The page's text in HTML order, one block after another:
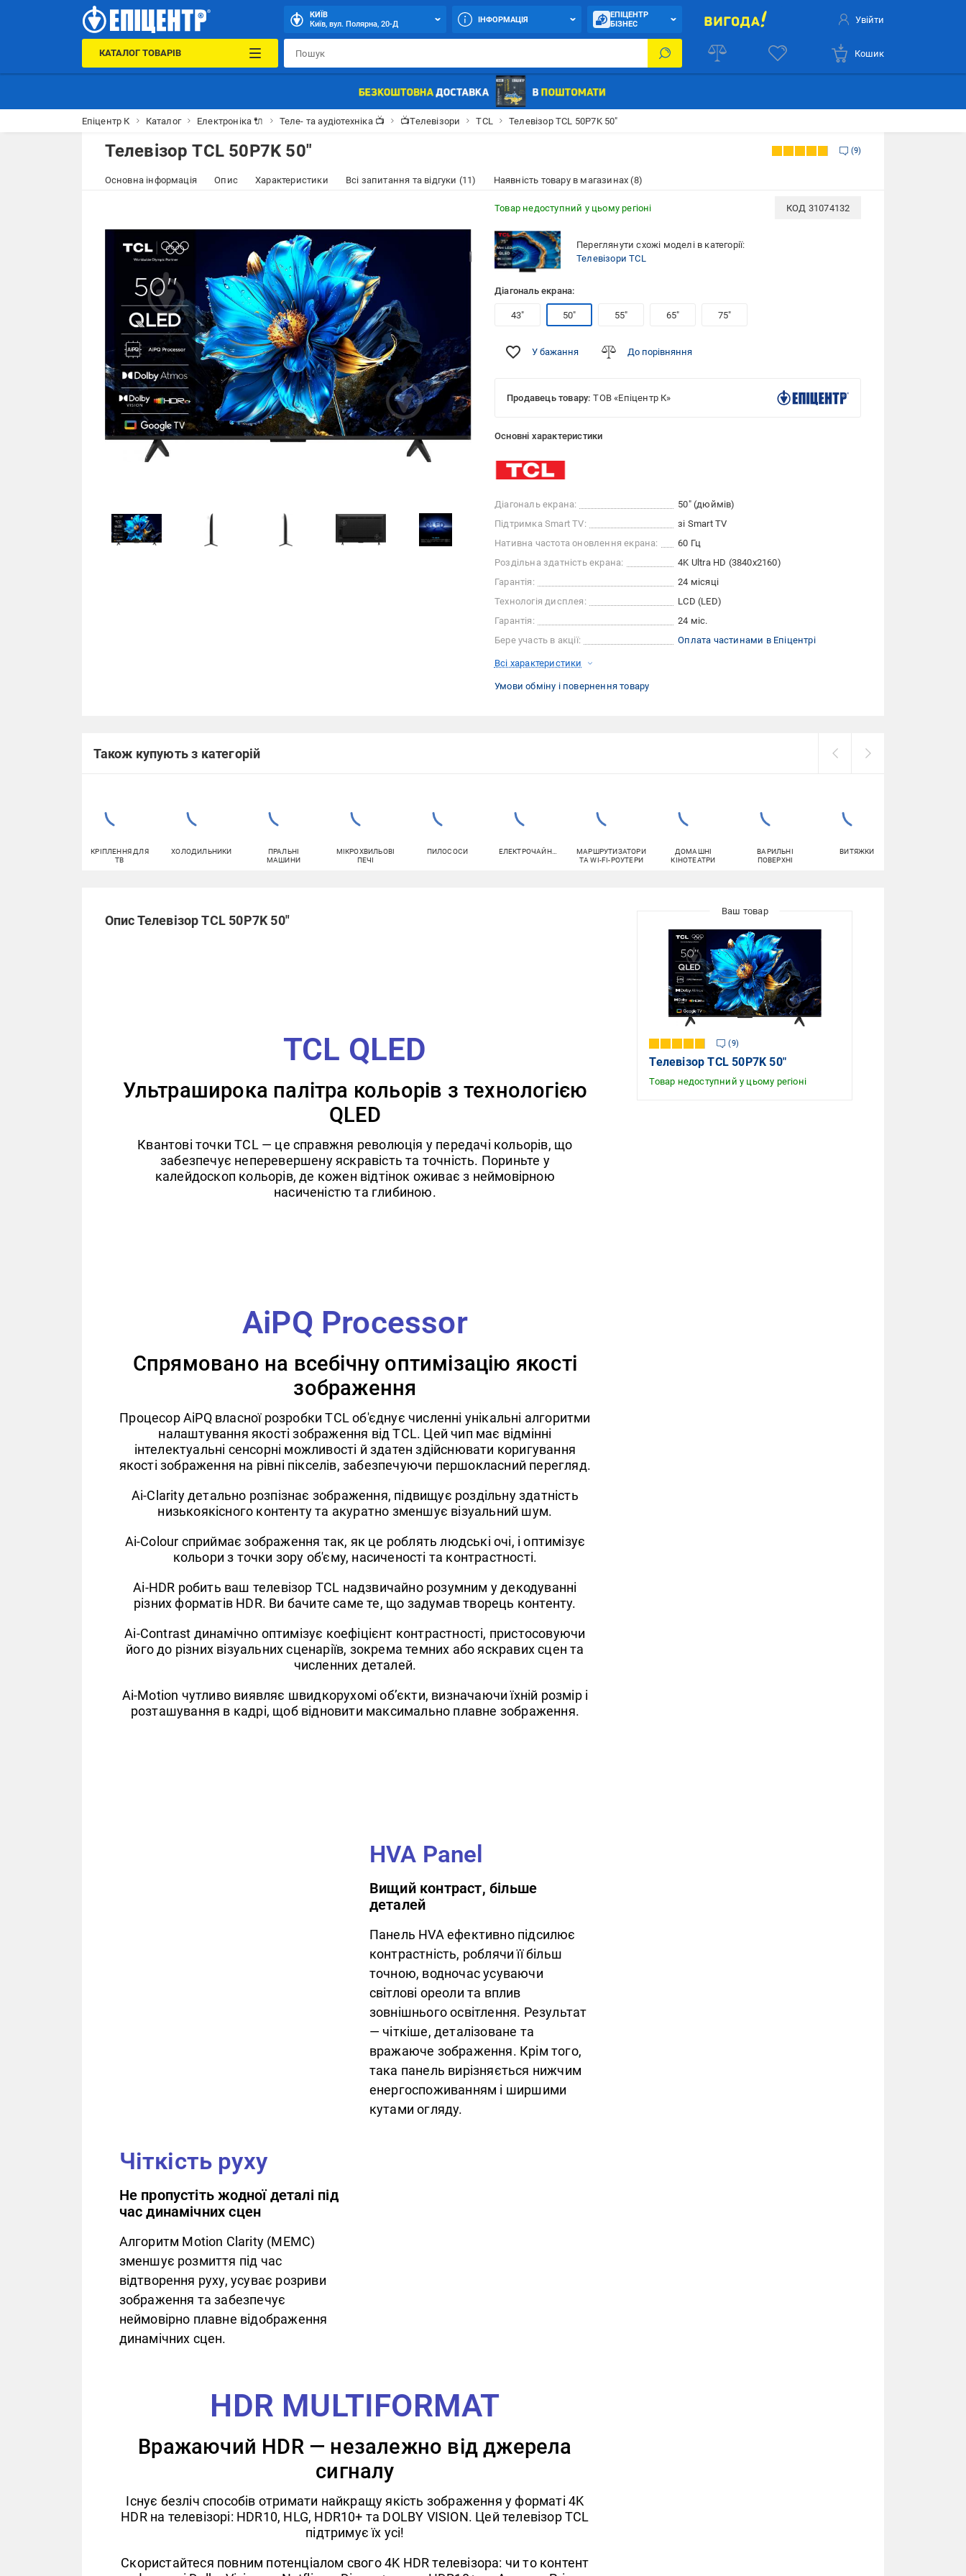
КИЇВ
Київ, вул. Полярна, 20-Д
ІНФОРМАЦІЯ
ЕПІЦЕНТР
БІЗНЕС
Увійти
КАТАЛОГ ТОВАРІВ Кошик
Епіцентр К Каталог Електроніка 🔌 Теле- та аудіотехніка 📺 📺Телевізори TCL Телевізор TCL 50P7K 50″
Телевізор TCL 50P7K 50″ 9
Основна інформація Опис Характеристики Всі запитання та відгуки (11) Наявність товару в магазинах (8)
Товар недоступний у цьому регіоні КОД 31074132
Переглянути схожі моделі в категорії:
Телевізори TCL
Діагональ екрана:
43″ 50″ 55″ 65″ 75″
У бажання До порівняння
Продавець товару: ТОВ «Епіцентр К»
Основні характеристики
Діагональ екрана:
50″ (дюймів)
Підтримка Smart TV:
зі Smart TV
Нативна частота оновлення екрана:
60 Гц
Роздільна здатність екрана:
4K Ultra HD (3840x2160)
Гарантія:
24 місяці
Технологія дисплея:
LCD (LED)
Гарантія:
24 міс.
Бере участь в акції:
Оплата частинами в Епіцентрі
Всі характеристики
Умови обміну і повернення товару
Також купують з категорій
КРІПЛЕННЯ ДЛЯ
ТВ
ХОЛОДИЛЬНИКИ
ПРАЛЬНІ
МАШИНИ
МІКРОХВИЛЬОВІ
ПЕЧІ
ПИЛОСОСИ ЕЛЕКТРОЧАЙНИКИ
МАРШРУТИЗАТОРИ
ТА WI-FI-РОУТЕРИ
ДОМАШНІ
КІНОТЕАТРИ
ВАРИЛЬНІ
ПОВЕРХНІ
ВИТЯЖКИ
Опис Телевізор TCL 50P7K 50″
TCL QLED
Ультраширока палітра кольорів з технологією
QLED
Квантові точки TCL — це справжня революція у передачі кольорів, що
забезпечує неперевершену яскравість та точність. Пориньте у
калейдоскоп кольорів, де кожен відтінок оживає з неймовірною
насиченістю та глибиною.
AiPQ Processor
Спрямовано на всебічну оптимізацію якості
зображення
Процесор AiPQ власної розробки TCL об'єднує численні унікальні алгоритми
налаштування якості зображення від TCL. Цей чип має відмінні
інтелектуальні сенсорні можливості й здатен здійснювати коригування
якості зображення на рівні пікселів, забезпечуючи першокласний перегляд.
Ai-Clarity детально розпізнає зображення, підвищує роздільну здатність
низькоякісного контенту та акуратно зменшує візуальний шум.
Ai-Colour сприймає зображення так, як це роблять людські очі, і оптимізує
кольори з точки зору об'єму, насиченості та контрастності.
Ai-HDR робить ваш телевізор TCL надзвичайно розумним у декодуванні
різних форматів HDR. Ви бачите саме те, що задумав творець контенту.
Ai-Contrast динамічно оптимізує коефіцієнт контрастності, пристосовуючи
його до різних візуальних сценаріїв, зокрема темних або яскравих сцен та
численних деталей.
Ai-Motion чутливо виявляє швидкорухомі об’єкти, визначаючи їхній розмір і
розташування в кадрі, щоб відновити максимально плавне зображення.
HVA Panel
Вищий контраст, більше
деталей
Панель HVA ефективно підсилює
контрастність, роблячи її більш
точною, водночас усуваючи
світлові ореоли та вплив
зовнішнього освітлення. Результат
— чіткіше, деталізоване та
вражаюче зображення. Крім того,
така панель вирізняється нижчим
енергоспоживанням і ширшими
кутами огляду.
Чіткість руху
Не пропустіть жодної деталі під
час динамічних сцен
Алгоритм Motion Clarity (MEMC)
зменшує розмиття під час
відтворення руху, усуває розриви
зображення та забезпечує
неймовірно плавне відображення
динамічних сцен.
HDR MULTIFORMAT
Вражаючий HDR — незалежно від джерела
сигналу
Існує безліч способів отримати найкращу якість зображення у форматі 4K
HDR на телевізорі: HDR10, HLG, HDR10+ та DOLBY VISION. Цей телевізор TCL
підтримує їх усі!
Скористайтеся повним потенціалом свого 4K HDR телевізора: чи то контент
9
Телевізор TCL 50P7K 50″
Товар недоступний у цьому регіоні